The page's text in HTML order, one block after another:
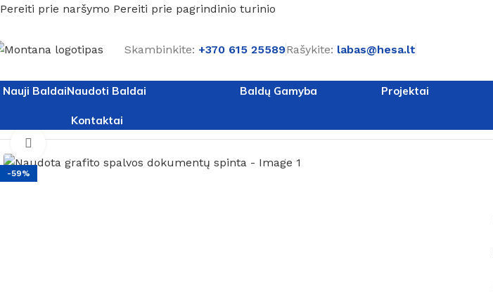
Pereiti prie naršymo Pereiti prie pagrindinio turinio
Skambinkite: +370 615 25589Rašykite: labas@hesa.lt
Nauji BaldaiNaudoti Baldai Baldų Gamyba Projektai
Kontaktai
Naudoti baldai
-59%
Spustelėkite, kad padidintumėte